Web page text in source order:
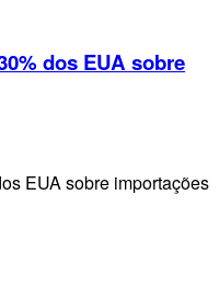
dos EUA sobre
EUA sobre importações